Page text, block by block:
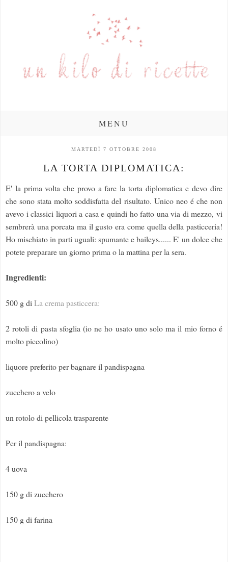
MENU
MARTEDÌ 7 OTTOBRE 2008
LA TORTA DIPLOMATICA:
E' la prima volta che provo a fare la torta diplomatica e devo dire
che sono stata molto soddisfatta del risultato. Unico neo é che non
avevo i classici liquori a casa e quindi ho fatto una via di mezzo, vi
sembrerà una porcata ma il gusto era come quella della pasticceria!
Ho mischiato in parti uguali: spumante e baileys...... E' un dolce che
potete preparare un giorno prima o la mattina per la sera.
Ingredienti:
500 g diLa crema pasticcera:
2 rotoli di pasta sfoglia (io ne ho usato uno solo ma il mio forno é
molto piccolino)
liquore preferito per bagnare il pandispagna
zucchero a velo
un rotolo di pellicola trasparente
Per il pandispagna:
4 uova
150 g di zucchero
150 g di farina